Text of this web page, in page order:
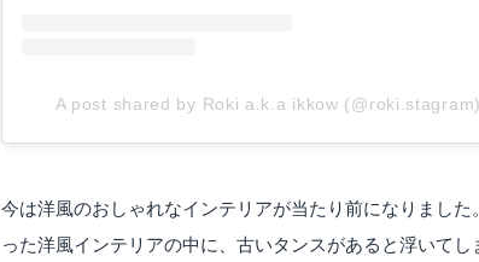
A post shared by Roki a.k.a ikkow (@roki.stagram)
今は洋風のおしゃれなインテリアが当たり前になりまし
った洋風インテリアの中に、古いタンスがあると浮いてし